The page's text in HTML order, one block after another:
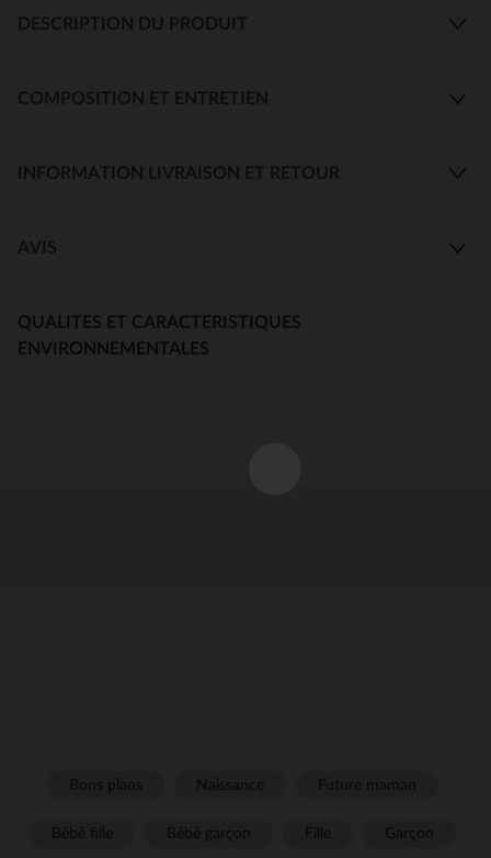
DESCRIPTION DU PRODUIT
COMPOSITION ET ENTRETIEN
INFORMATION LIVRAISON ET RETOUR
AVIS
QUALITES ET CARACTERISTIQUES
ENVIRONNEMENTALES